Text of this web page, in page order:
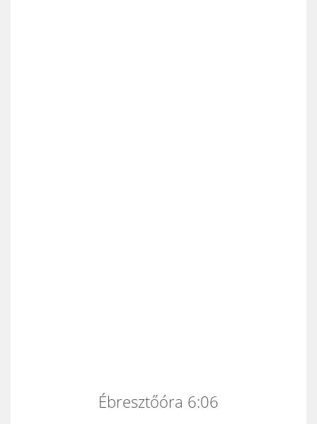
Ébresztőóra 6:06